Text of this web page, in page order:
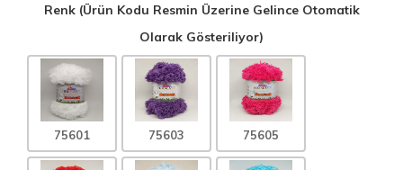
Renk (Ürün Kodu Resmin Üzerine Gelince Otomatik
Olarak Gösteriliyor)
75601 75603 75605